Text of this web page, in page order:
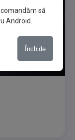
să
Android.
Închide